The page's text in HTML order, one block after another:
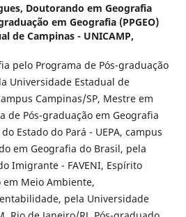
Doutorando em Geografia
em Geografia (PPGEO)
de Campinas - UNICAMP,
pelo Programa de Pós-graduação
Universidade Estadual de
Campinas/SP, Mestre em
de Pós-graduação em Geografia
Estado do Pará - UEPA, campus
em Geografia do Brasil, pela
Imigrante - FAVENI, Espírito
em Meio Ambiente,
pela Universidade